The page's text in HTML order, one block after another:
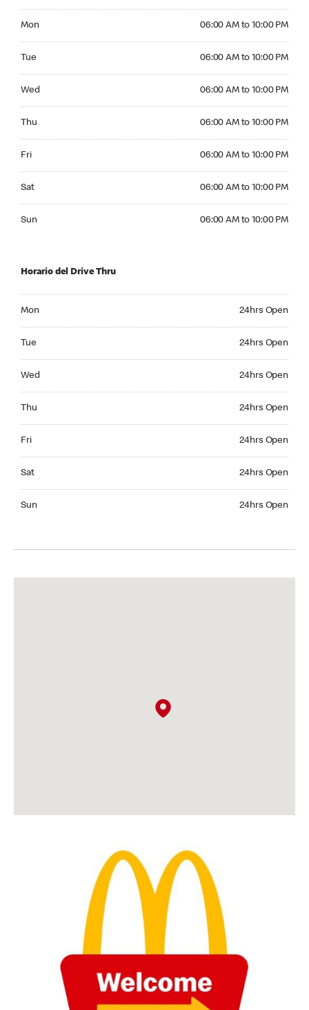
Mon 06:00 AM to 10:00 PM
Tue 06:00 AM to 10:00 PM
Wed 06:00 AM to 10:00 PM
Thu 06:00 AM to 10:00 PM
Fri 06:00 AM to 10:00 PM
Sat 06:00 AM to 10:00 PM
Sun 06:00 AM to 10:00 PM
Horario del Drive Thru
Mon 24hrs Open
Tue 24hrs Open
Wed 24hrs Open
Thu 24hrs Open
Fri 24hrs Open
Sat 24hrs Open
Sun 24hrs Open